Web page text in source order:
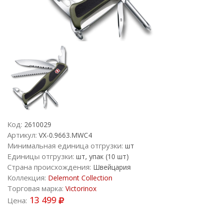
Код: 2610029
Артикул: VX-0.9663.MWC4
Минимальная единица отгрузки: шт
Единицы отгрузки: шт, упак (10 шт)
Страна происхождения: Швейцария
Коллекция: Delemont Collection
Торговая марка: Victorinox
Цена: 13 499